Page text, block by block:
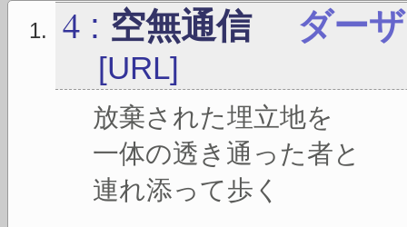
4 : 空無通信 ダー
[URL]
放棄された埋立地を
一体の透き通った者と
連れ添って歩く